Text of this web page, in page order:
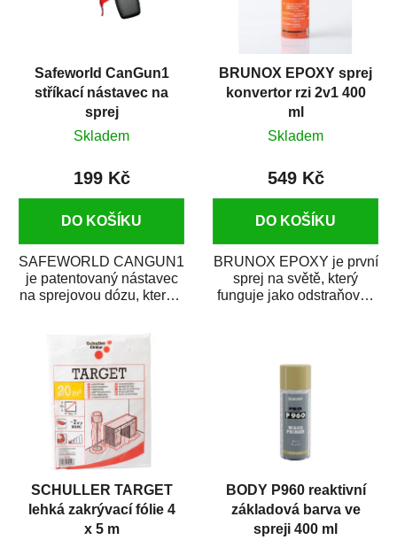
Safeworld CanGun1
stříkací nástavec na
sprej
Skladem
199 Kč
DO KOŠÍKU
SAFEWORLD CANGUN1
je patentovaný nástavec
na sprejovou dózu, který ji
BRUNOX EPOXY sprej
konvertor rzi 2v1 400
ml
Skladem
549 Kč
DO KOŠÍKU
BRUNOX EPOXY je první
sprej na světě, který
funguje jako odstraňovač
SCHULLER TARGET
lehká zakrývací fólie 4
x 5 m
BODY P960 reaktivní
základová barva ve
spreji 400 ml